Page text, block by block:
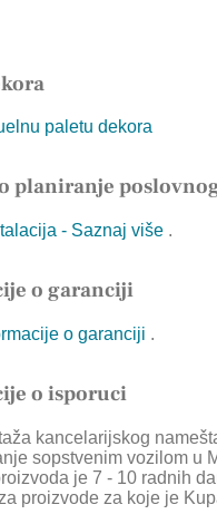
paletu dekora
planiranje
- Saznaj više .
o garanciji
o garanciji .
o isporuci
kancelarijskog
sopstvenim vozilom u
je 7 - 10 radnih
proizvode za koje je